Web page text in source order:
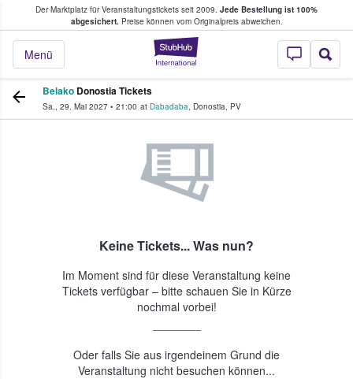
Der Marktplatz für Veranstaltungstickets seit 2009. Jede Bestellung ist 100%
abgesichert.Preise können vom Originalpreis abweichen.
StubHub - Wo
Menü
Tickets kaufen & verkaufen
Belako Donostia Tickets
Sa., 29. Mai 2027 • 21:00 at Dabadaba, Donostia, PV
Keine Tickets... Was nun?
Im Moment sind für diese Veranstaltung keine
Tickets verfügbar – bitte schauen Sie in Kürze
nochmal vorbei!
Oder falls Sie aus irgendeinem Grund die
Veranstaltung nicht besuchen können...